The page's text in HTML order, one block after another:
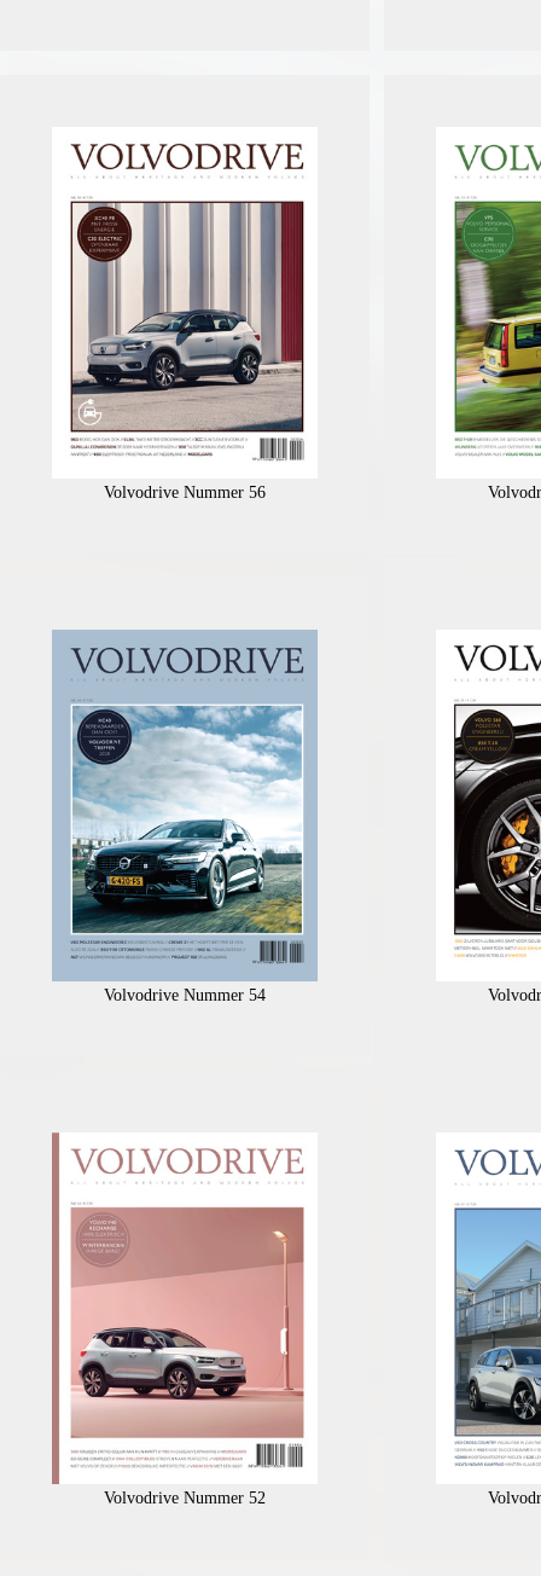
Volvodrive Nummer 56
Volvodrive Nummer 54
Volvodrive Nummer 52